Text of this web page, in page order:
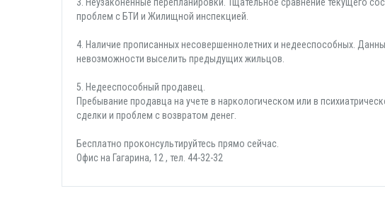
проблем с БТИ и Жилищной инспекцией.
4. Наличие прописанных несовершеннолетних и недееспособных.
невозможности выселить предыдущих жильцов.
5. Недееспособный продавец.
Пребывание продавца на учете в наркологическом или в
сделки и проблем с возвратом денег.
Бесплатно проконсультируйтесь прямо сейчас.
Офис на Гагарина, 12 , тел. 44-32-32